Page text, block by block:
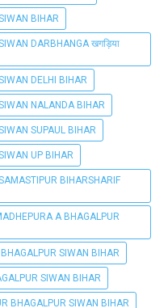
BIHAR
DARBHANGA खगड़िया
DELHI BIHAR
NALANDA BIHAR
SUPAUL BIHAR
UP BIHAR
BIHARSHARIF
A BHAGALPUR
SIWAN BIHAR
SIWAN BIHAR
BHAGALPUR SIWAN BIHAR